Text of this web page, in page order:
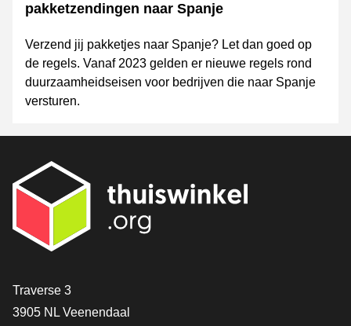
pakketzendingen naar Spanje
Verzend jij pakketjes naar Spanje? Let dan goed op
de regels. Vanaf 2023 gelden er nieuwe regels rond
duurzaamheidseisen voor bedrijven die naar Spanje
versturen.
Contact
Traverse 3
3905 NL Veenendaal